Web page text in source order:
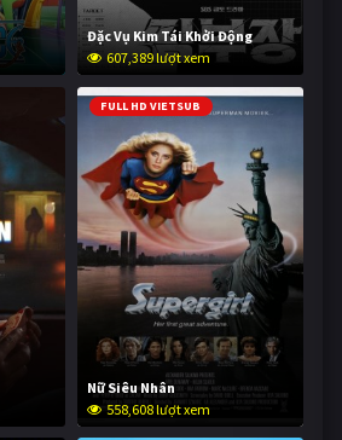
Đặc Vụ Kim Tái Khởi Động
607,389 lượt xem
FULL HD VIETSUB
Nữ Siêu Nhân
558,608 lượt xem